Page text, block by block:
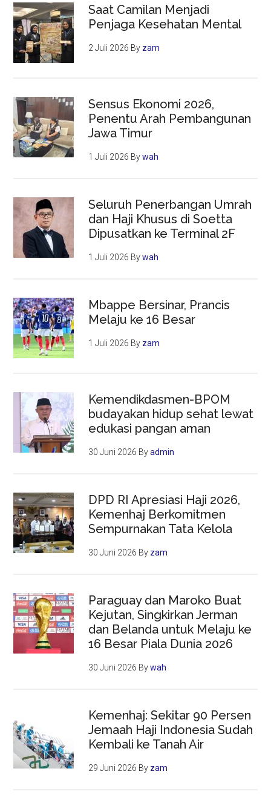
Saat Camilan Menjadi
Penjaga Kesehatan Mental
2 Juli 2026 By zam
Sensus Ekonomi 2026,
Penentu Arah Pembangunan
Jawa Timur
1 Juli 2026 Bywah
Seluruh Penerbangan Umrah
dan Haji Khusus di Soetta
Dipusatkan ke Terminal 2F
1 Juli 2026 Bywah
Mbappe Bersinar, Prancis
Melaju ke 16 Besar
1 Juli 2026 By zam
Kemendikdasmen-BPOM
budayakan hidup sehat lewat
edukasi pangan aman
30 Juni 2026 Byadmin
DPD RI Apresiasi Haji 2026,
Kemenhaj Berkomitmen
Sempurnakan Tata Kelola
30 Juni 2026 By zam
Paraguay dan Maroko Buat
Kejutan, Singkirkan Jerman
dan Belanda untuk Melaju ke
16 Besar Piala Dunia 2026
30 Juni 2026 Bywah
Kemenhaj: Sekitar 90 Persen
Jemaah Haji Indonesia Sudah
Kembali ke Tanah Air
29 Juni 2026 By zam